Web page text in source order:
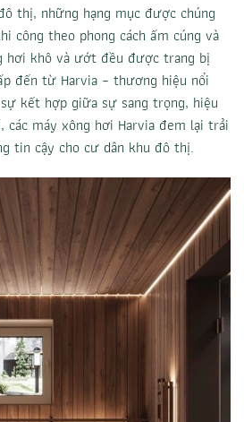
thị, những hạng mục được chúng
theo phong cách ấm cúng và
hơi khô và ướt đều được trang bị
đến từ Harvia – thương hiệu nổi
kết hợp giữa sự sang trọng, hiệu
máy xông hơi Harvia đem lại trải
tin cậy cho cư dân khu đô thị.